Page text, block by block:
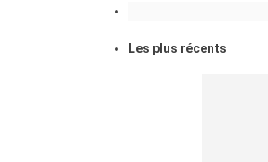
Les plus récents